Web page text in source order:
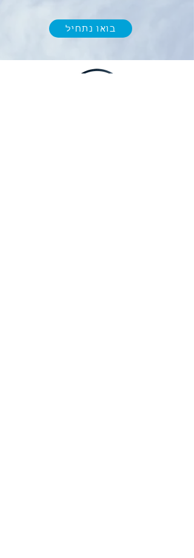
בואו נתחיל